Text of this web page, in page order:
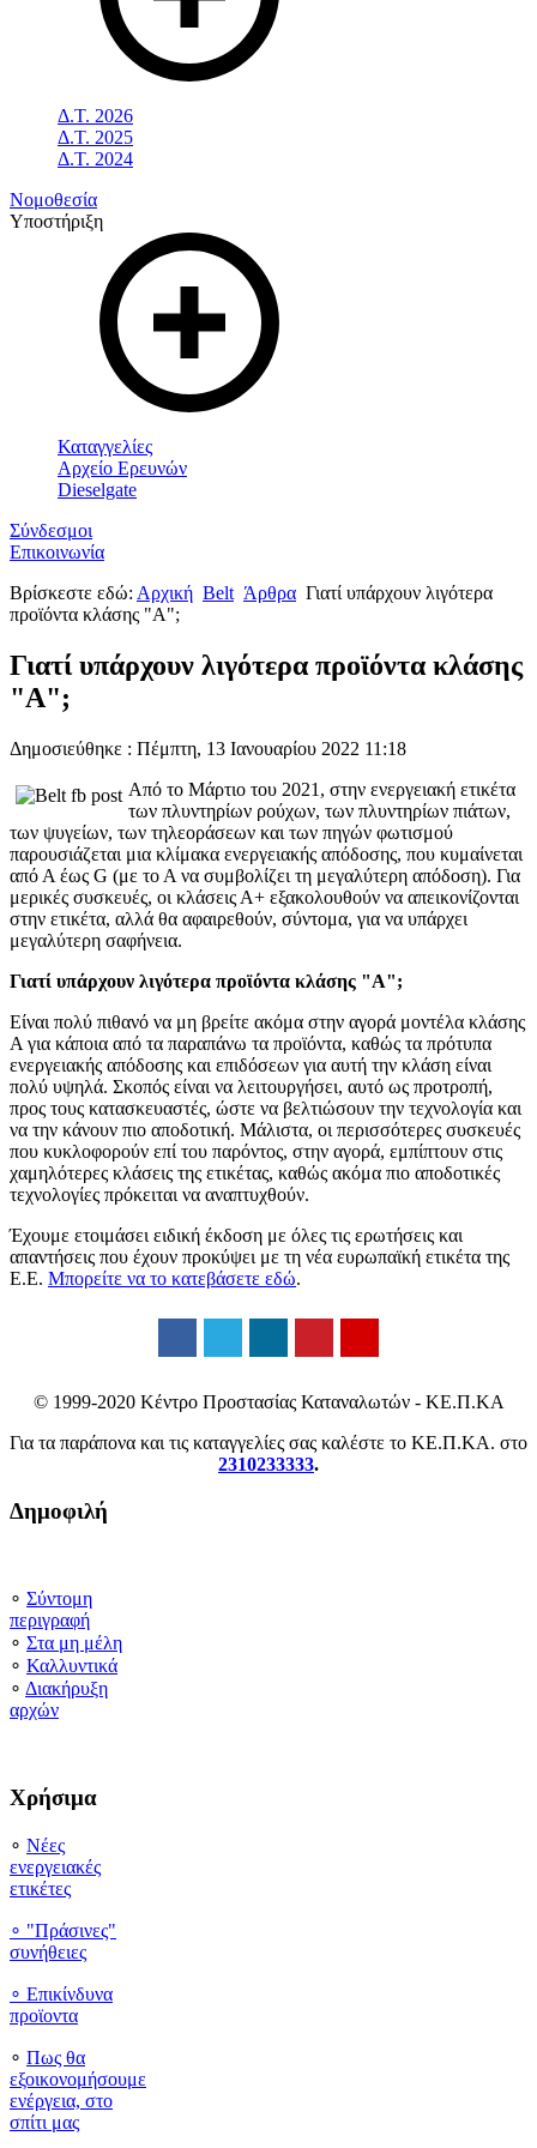
Δ.Τ. 2026
Δ.Τ. 2025
Δ.Τ. 2024
Νομοθεσία
Υποστήριξη
Καταγγελίες
Αρχείο Ερευνών
Dieselgate
Σύνδεσμοι
Επικοινωνία
Βρίσκεστε εδώ: Αρχική Belt Άρθρα Γιατί υπάρχουν λιγότερα
προϊόντα κλάσης "Α";
Γιατί υπάρχουν λιγότερα προϊόντα κλάσης
"Α";
Δημοσιεύθηκε : Πέμπτη, 13 Ιανουαρίου 2022 11:18
Από το Μάρτιο του 2021, στην ενεργειακή ετικέτα
των πλυντηρίων ρούχων, των πλυντηρίων πιάτων,
των ψυγείων, των τηλεοράσεων και των πηγών φωτισμού
παρουσιάζεται μια κλίμακα ενεργειακής απόδοσης, που κυμαίνεται
από Α έως G (με το Α να συμβολίζει τη μεγαλύτερη απόδοση). Για
μερικές συσκευές, οι κλάσεις Α+ εξακολουθούν να απεικονίζονται
στην ετικέτα, αλλά θα αφαιρεθούν, σύντομα, για να υπάρχει
μεγαλύτερη σαφήνεια.
Γιατί υπάρχουν λιγότερα προϊόντα κλάσης "Α";
Είναι πολύ πιθανό να μη βρείτε ακόμα στην αγορά μοντέλα κλάσης
Α για κάποια από τα παραπάνω τα προϊόντα, καθώς τα πρότυπα
ενεργειακής απόδοσης και επιδόσεων για αυτή την κλάση είναι
πολύ υψηλά. Σκοπός είναι να λειτουργήσει, αυτό ως προτροπή,
προς τους κατασκευαστές, ώστε να βελτιώσουν την τεχνολογία και
να την κάνουν πιο αποδοτική. Μάλιστα, οι περισσότερες συσκευές
που κυκλοφορούν επί του παρόντος, στην αγορά, εμπίπτουν στις
χαμηλότερες κλάσεις της ετικέτας, καθώς ακόμα πιο αποδοτικές
τεχνολογίες πρόκειται να αναπτυχθούν.
Έχουμε ετοιμάσει ειδική έκδοση με όλες τις ερωτήσεις και
απαντήσεις που έχουν προκύψει με τη νέα ευρωπαϊκή ετικέτα της
Ε.Ε. Μπορείτε να το κατεβάσετε εδώ.
© 1999-2020 Κέντρο Προστασίας Καταναλωτών - ΚΕ.Π.ΚΑ
Για τα παράπονα και τις καταγγελίες σας καλέστε το ΚΕ.Π.ΚΑ. στο
2310233333.
Δημοφιλή
∘ Σύντομη
περιγραφή
∘ Στα μη μέλη
∘ Καλλυντικά
∘ Διακήρυξη
αρχών
Χρήσιμα
∘ Νέες
ενεργειακές
ετικέτες
∘ "Πράσινες"
συνήθειες
∘ Επικίνδυνα
προϊοντα
∘ Πως θα
εξοικονομήσουμε
ενέργεια, στο
σπίτι μας